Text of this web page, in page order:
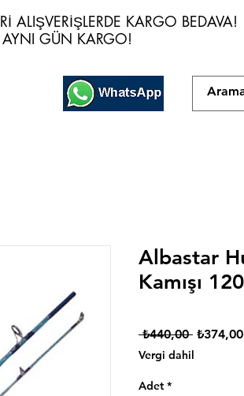
ALIŞVERİŞLERDE KARGO BEDAVA!
AYNI GÜN KARGO!
ALIŞVERİŞLERDE KARGO BEDAVA!
AYNI GÜN KARGO!
Albastar
Kamışı
₺440,00 Normal
Fiyat
₺374,00
Vergi dahil
Adet *